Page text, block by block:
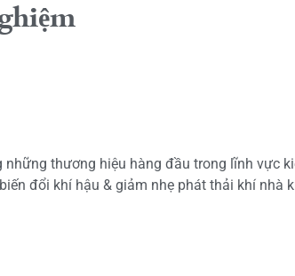
những thương hiệu hàng đầu trong lĩnh vực
đổi khí hậu & giảm nhẹ phát thải khí nhà